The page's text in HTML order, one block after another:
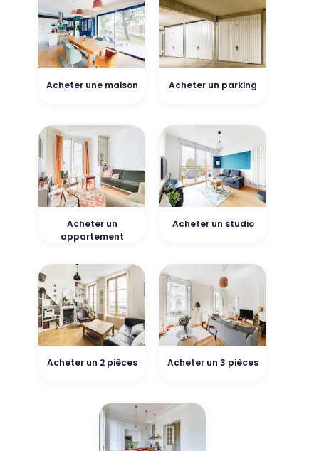
Acheter une maison Acheter un parking
Acheter un
appartement
Acheter un studio
Acheter un 2 pièces Acheter un 3 pièces